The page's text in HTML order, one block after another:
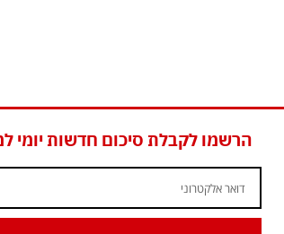
הרשמו לקבלת סיכום חדשות יומי